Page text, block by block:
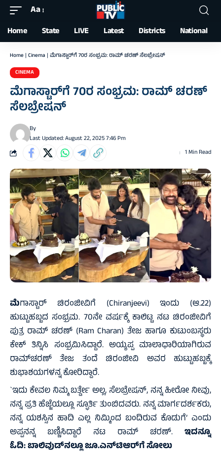
Font
Resizer
Aa
Home State LIVE Latest Districts National
Home | Cinema | ಮೆಗಾಸ್ಟಾರ್‌ಗೆ 70ರ ಸಂಭ್ರಮ: ರಾಮ್‌ ಚರಣ್ ಸೆಲಬ್ರೇಷನ್
CINEMA
ಮೆಗಾಸ್ಟಾರ್‌ಗೆ 70ರ ಸಂಭ್ರಮ: ರಾಮ್‌ ಚರಣ್
ಸೆಲಬ್ರೇಷನ್
Last Updated: August 22, 2025 7:46 Pm
By
1 Min Read
ಮೆಗಾಸ್ಟಾರ್ ಚಿರಂಜೀವಿಗೆ (Chiranjeevi) ಇಂದು (ಆ.22)
ಹುಟ್ಟುಹಬ್ಬದ ಸಂಭ್ರಮ. 70ನೇ ವರ್ಷಕ್ಕೆ ಕಾಲಿಟ್ಟ ನಟ ಚಿರಂಜೀವಿಗೆ
ಪುತ್ರ ರಾಮ್‌ ಚರಣ್ (Ram Charan) ತೇಜ ಹಾಗೂ ಕುಟುಂಬಸ್ಥರು
ಕೇಕ್ ತಿನ್ನಿಸಿ ಸಂಭ್ರಮಿಸಿದ್ದಾರೆ. ಅಯ್ಯಪ್ಪ ಮಾಲಾಧಾರಿಯಾಗಿರುವ
ರಾಮ್‌ಚರಣ್ ತೇಜ ತಂದೆ ಚಿರಂಜೀವಿ ಅವರ ಹುಟ್ಟುಹಬ್ಬಕ್ಕೆ
ಶುಭಾಶಯಗಳನ್ನ ಕೋರಿದ್ದಾರೆ.
`ಇದು ಕೇವಲ ನಿಮ್ಮ ಬರ್ತ್ಡೇ ಅಲ್ಲ, ಸೆಲಬ್ರೇಷನ್, ನನ್ನ ಹೀರೋ ನೀವು,
ನನ್ನ ಪ್ರತಿ ಹೆಜ್ಜೆಯಲ್ಲೂ ಸ್ಫೂರ್ತಿ ತುಂಬಿದವರು. ನನ್ನ ಮಾರ್ಗದರ್ಶಕರು,
ನನ್ನ ಯಶಸ್ಸಿನ ಹಾದಿ ಎಲ್ಲ ನಿಮ್ಮಿಂದ ಬಂದಿರುವ ಕೊಡುಗೆ’ ಎಂದು
ಅಪ್ಪನನ್ನ ಬಣ್ಣಿಸಿದ್ದಾರೆ ನಟ ರಾಮ್‌ ಚರಣ್. ಇದನ್ನೂ
ಓದಿ:ಬಾಲಿವುಡ್‌ನಲ್ಲೂ ಜೂ.ಎನ್‌ಟಿಆರ್‌ಗೆ ಸೋಲು